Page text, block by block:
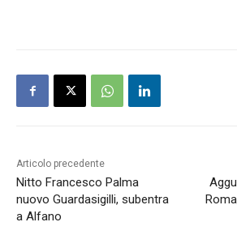
Articolo precedente
Nitto Francesco Palma
nuovo Guardasigilli, subentra
a Alfano